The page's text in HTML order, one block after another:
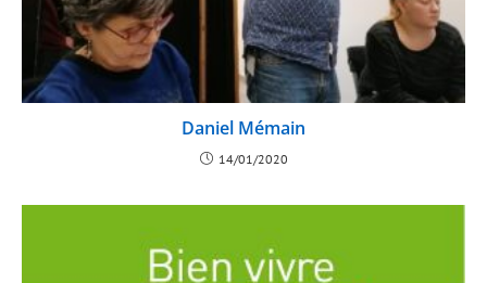
Daniel Mémain
14/01/2020